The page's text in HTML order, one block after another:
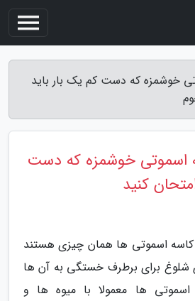
اسموتی خوشمزه که دست کم یک بار باید
6 کاسه اسموتی خوشمزه که دست
کنید
کاسه اسموتی ها همان چیزی هستند
شلوغ برای برطرف خستگی به آن ها
اسموتی ها معمولا با میوه ها و